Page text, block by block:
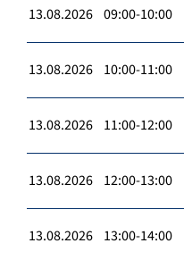
13.08.2026 09:00-10:00
13.08.2026 10:00-11:00
13.08.2026 11:00-12:00
13.08.2026 12:00-13:00
13.08.2026 13:00-14:00